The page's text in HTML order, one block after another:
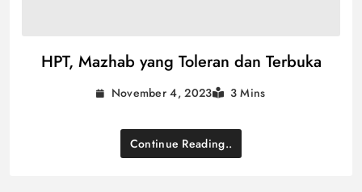
HPT, Mazhab yang Toleran dan Terbuka
November 4, 2023 3 Mins
Continue Reading..